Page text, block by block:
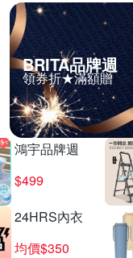
BRITA品牌週
領券折★滿額贈
鴻宇品牌週
$499
24HRS內衣
均價$350